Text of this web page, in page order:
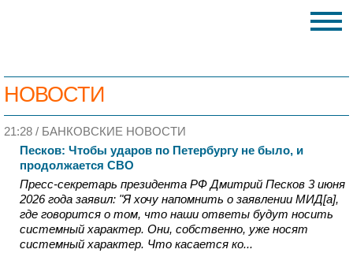
НОВОСТИ
21:28 / БАНКОВСКИЕ НОВОСТИ
Песков: Чтобы ударов по Петербургу не было, и
продолжается СВО
Пресс-секретарь президента РФ Дмитрий Песков 3 июня
2026 года заявил: "Я хочу напомнить о заявлении МИД[а],
где говорится о том, что наши ответы будут носить
системный характер. Они, собственно, уже носят
системный характер. Что касается ко...